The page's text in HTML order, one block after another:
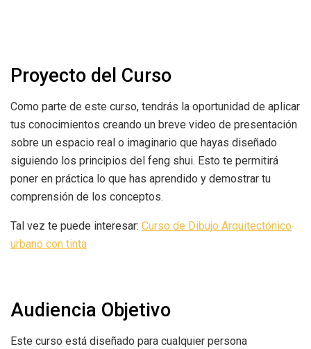
Proyecto del Curso
Como parte de este curso, tendrás la oportunidad de aplicar
tus conocimientos creando un breve video de presentación
sobre un espacio real o imaginario que hayas diseñado
siguiendo los principios del feng shui. Esto te permitirá
poner en práctica lo que has aprendido y demostrar tu
comprensión de los conceptos.
Tal vez te puede interesar: Curso de Dibujo Arquitectónico
urbano con tinta
Audiencia Objetivo
Este curso está diseñado para cualquier persona